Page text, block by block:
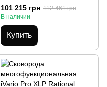
Abat
101 215 грн 112 461 грн
В наличии
Купить